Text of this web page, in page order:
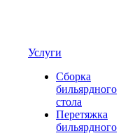
Услуги
Сборка
бильярдного
стола
Перетяжка
бильярдного